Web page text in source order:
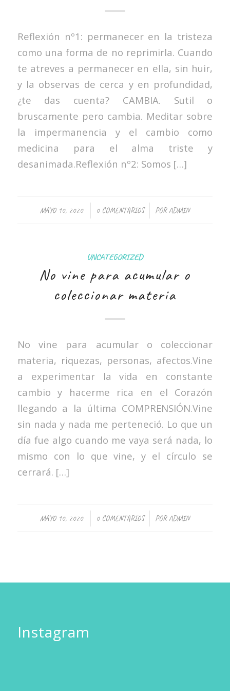
Reflexión nº1: permanecer en la tristeza
como una forma de no reprimirla. Cuando
te atreves a permanecer en ella, sin huir,
y la observas de cerca y en profundidad,
¿te das cuenta? CAMBIA. Sutil o
bruscamente pero cambia. Meditar sobre
la impermanencia y el cambio como
medicina para el alma triste y
desanimada.Reflexión nº2: Somos […]
MAYO 10, 2020
/ 0 COMENTARIOS
/ PORADMIN
UNCATEGORIZED
No vine para acumular o
coleccionar materia
No vine para acumular o coleccionar
materia, riquezas, personas, afectos.Vine
a experimentar la vida en constante
cambio y hacerme rica en el Corazón
llegando a la última COMPRENSIÓN.Vine
sin nada y nada me perteneció. Lo que un
día fue algo cuando me vaya será nada, lo
mismo con lo que vine, y el círculo se
cerrará. […]
MAYO 10, 2020
/ 0 COMENTARIOS
/ PORADMIN
Instagram